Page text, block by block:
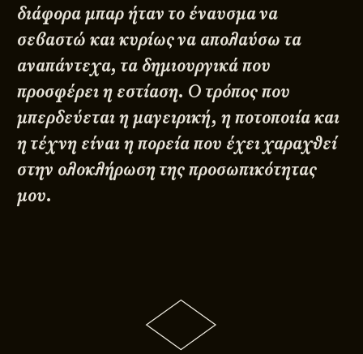
διάφορα μπαρ ήταν το έναυσμα να
σεβαστώ και κυρίως να απολαύσω τα
αναπάντεχα, τα δημιουργικά που
προσφέρει η εστίαση. Ο τρόπος που
μπερδεύεται η μαγειρική, η ποτοποιία και
η τέχνη είναι η πορεία που έχει χαραχθεί
στην ολοκλήρωση της προσωπικότητας
μου.